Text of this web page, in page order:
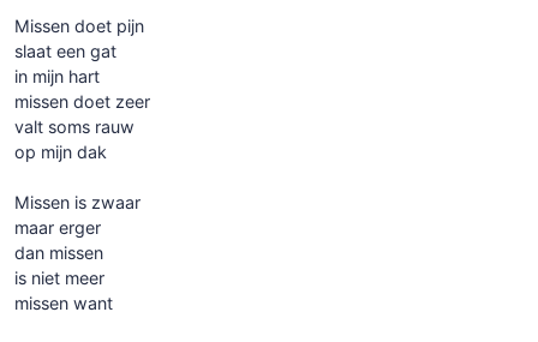
Missen doet pijn
slaat een gat
in mijn hart
missen doet zeer
valt soms rauw
op mijn dak
Missen is zwaar
maar erger
dan missen
is niet meer
missen want